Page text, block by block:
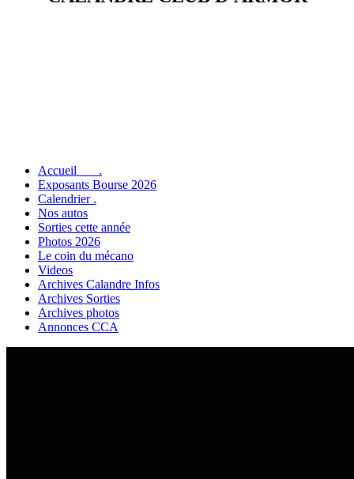
Accueil .
Exposants Bourse 2026
Calendrier .
Nos autos
Sorties cette année
Photos 2026
Le coin du mécano
Videos
Archives Calandre Infos
Archives Sorties
Archives photos
Annonces CCA